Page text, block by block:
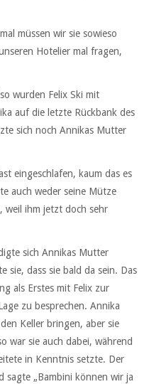
müssen wir sie sowieso
Hotelier mal fragen,
wurden Felix Ski mit
auf die letzte Rückbank des
sich noch Annikas Mutter
eingeschlafen, kaum das es
auch weder seine Mütze
weil ihm jetzt doch sehr
sich Annikas Mutter
sie, dass sie bald da sein. Das
als Erstes mit Felix zur
zu besprechen. Annika
Keller bringen, aber sie
war sie auch dabei, während
in Kenntnis setzte. Der
sagte „Bambini können wir ja